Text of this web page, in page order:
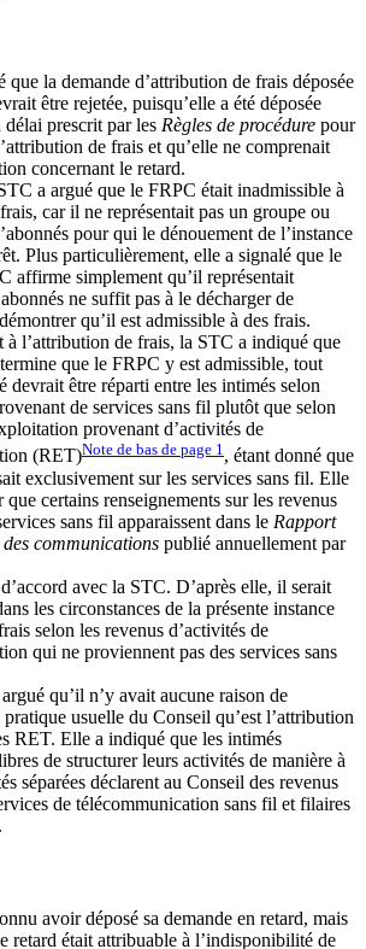
que la demande d’attribution de frais déposée
être rejetée, puisqu’elle a été déposée
prescrit par les Règles de procédure pour
de frais et qu’elle ne comprenait
concernant le retard.
a argué que le FRPC était inadmissible à
car il ne représentait pas un groupe ou
pour qui le dénouement de l’instance
Plus particulièrement, elle a signalé que le
affirme simplement qu’il représentait
ne suffit pas à le décharger de
qu’il est admissible à des frais.
à l’attribution de frais, la STC a indiqué que
que le FRPC y est admissible, tout
devrait être réparti entre les intimés selon
de services sans fil plutôt que selon
provenant d’activités de
(RET)Note de bas de page 1, étant donné que
exclusivement sur les services sans fil. Elle
que certains renseignements sur les revenus
sans fil apparaissent dans le Rapport
communications publié annuellement par
avec la STC. D’après elle, il serait
les circonstances de la présente instance
selon les revenus d’activités de
qui ne proviennent pas des services sans
qu’il n’y avait aucune raison de
pratique usuelle du Conseil qu’est l’attribution
RET. Elle a indiqué que les intimés
de structurer leurs activités de manière à
séparées déclarent au Conseil des revenus
de télécommunication sans fil et filaires
avoir déposé sa demande en retard, mais
retard était attribuable à l’indisponibilité de